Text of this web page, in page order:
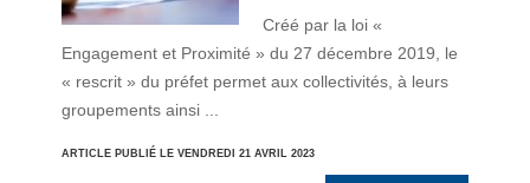
Créé par la loi «
Engagement et Proximité » du 27 décembre 2019, le
« rescrit » du préfet permet aux collectivités, à leurs
groupements ainsi ...
ARTICLE PUBLIÉ LE VENDREDI 21 AVRIL 2023